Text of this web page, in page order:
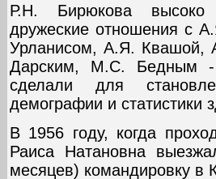
Р.Н. Бирюкова высоко
дружеские отношения с
Урланисом, А.Я.
Дарским, М.С. Бедным -
сделали для
демографии и статистики
В 1956 году, когда
Раиса Натановна
месяцев) командировку в